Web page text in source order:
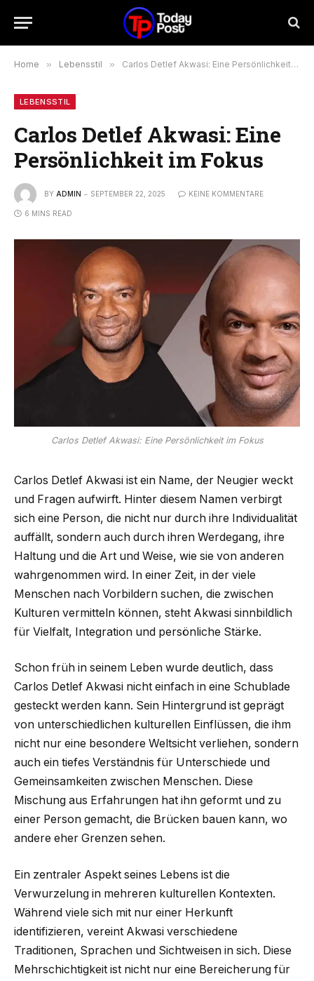
Home » Lebensstil » Carlos Detlef Akwasi: Eine Persönlichkeit im Fokus
LEBENSSTIL
Carlos Detlef Akwasi: Eine
Persönlichkeit im Fokus
BY ADMIN SEPTEMBER 22, 2025 KEINE KOMMENTARE
6 MINS READ
Carlos Detlef Akwasi: Eine Persönlichkeit im Fokus
Carlos Detlef Akwasi ist ein Name, der Neugier weckt
und Fragen aufwirft. Hinter diesem Namen verbirgt
sich eine Person, die nicht nur durch ihre Individualität
auffällt, sondern auch durch ihren Werdegang, ihre
Haltung und die Art und Weise, wie sie von anderen
wahrgenommen wird. In einer Zeit, in der viele
Menschen nach Vorbildern suchen, die zwischen
Kulturen vermitteln können, steht Akwasi sinnbildlich
für Vielfalt, Integration und persönliche Stärke.
Schon früh in seinem Leben wurde deutlich, dass
Carlos Detlef Akwasi nicht einfach in eine Schublade
gesteckt werden kann. Sein Hintergrund ist geprägt
von unterschiedlichen kulturellen Einflüssen, die ihm
nicht nur eine besondere Weltsicht verliehen, sondern
auch ein tiefes Verständnis für Unterschiede und
Gemeinsamkeiten zwischen Menschen. Diese
Mischung aus Erfahrungen hat ihn geformt und zu
einer Person gemacht, die Brücken bauen kann, wo
andere eher Grenzen sehen.
Ein zentraler Aspekt seines Lebens ist die
Verwurzelung in mehreren kulturellen Kontexten.
Während viele sich mit nur einer Herkunft
identifizieren, vereint Akwasi verschiedene
Traditionen, Sprachen und Sichtweisen in sich. Diese
Mehrschichtigkeit ist nicht nur eine Bereicherung für